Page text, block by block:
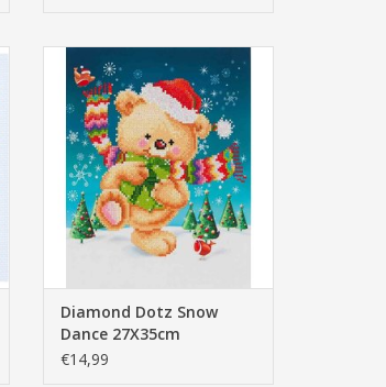
Diamond Dotz Snow Dance
27X35cm
TOEVOEGEN AAN WINKELWAGEN
Diamond Dotz Snow
Dance 27X35cm
€14,99